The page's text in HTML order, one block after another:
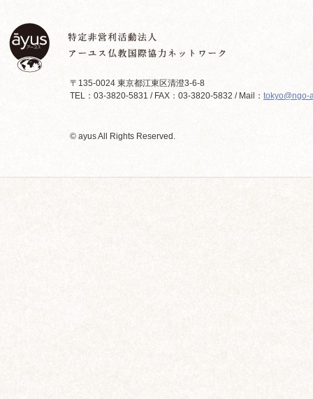
〒135-0024 東京都江東区清澄3-6-8
TEL：03-3820-5831 / FAX：03-3820-5832 / Mail： tokyo@ngo-
© ayus All Rights Reserved.